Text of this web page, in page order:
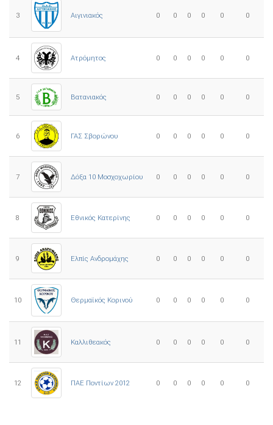
3 Αιγινιακός 0 0 0 0 0 0
4 Ατρόμητος 0 0 0 0 0 0
5 Βατανιακός 0 0 0 0 0 0
6 ΓΑΣ Σβορώνου 0 0 0 0 0 0
7 Δόξα 10 Μοσχοχωρίου 0 0 0 0 0 0
8 Εθνικός Κατερίνης 0 0 0 0 0 0
9 Ελπίς Ανδρομάχης 0 0 0 0 0 0
10 Θερμαϊκός Κορινού 0 0 0 0 0 0
11 Καλλιθεακός 0 0 0 0 0 0
12 ΠΑΕ Ποντίων 2012 0 0 0 0 0 0